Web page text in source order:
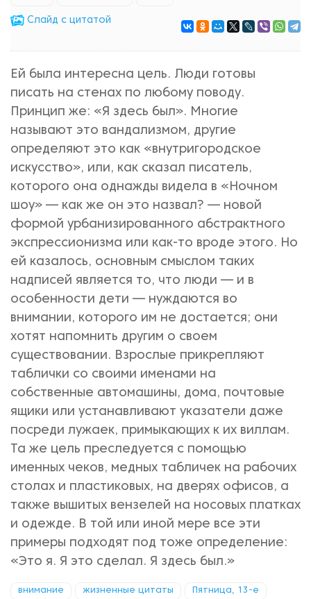
Cлайд с цитатой
Ей была интересна цель. Люди готовы
писать на стенах по любому поводу.
Принцип же: «Я здесь был». Многие
называют это вандализмом, другие
определяют это как «внутригородское
искусство», или, как сказал писатель,
которого она однажды видела в «Ночном
шоу» — как же он это назвал? — новой
формой урбанизированного абстрактного
экспрессионизма или как-то вроде этого. Но
ей казалось, основным смыслом таких
надписей является то, что люди — и в
особенности дети — нуждаются во
внимании, которого им не достается; они
хотят напомнить другим о своем
существовании. Взрослые прикрепляют
таблички со своими именами на
собственные автомашины, дома, почтовые
ящики или устанавливают указатели даже
посреди лужаек, примыкающих к их виллам.
Та же цель преследуется с помощью
именных чеков, медных табличек на рабочих
столах и пластиковых, на дверях офисов, а
также вышитых вензелей на носовых платках
и одежде. В той или иной мере все эти
примеры подходят под тоже определение:
«Это я. Я это сделал. Я здесь был.»
внимание жизненные цитаты Пятница, 13-е